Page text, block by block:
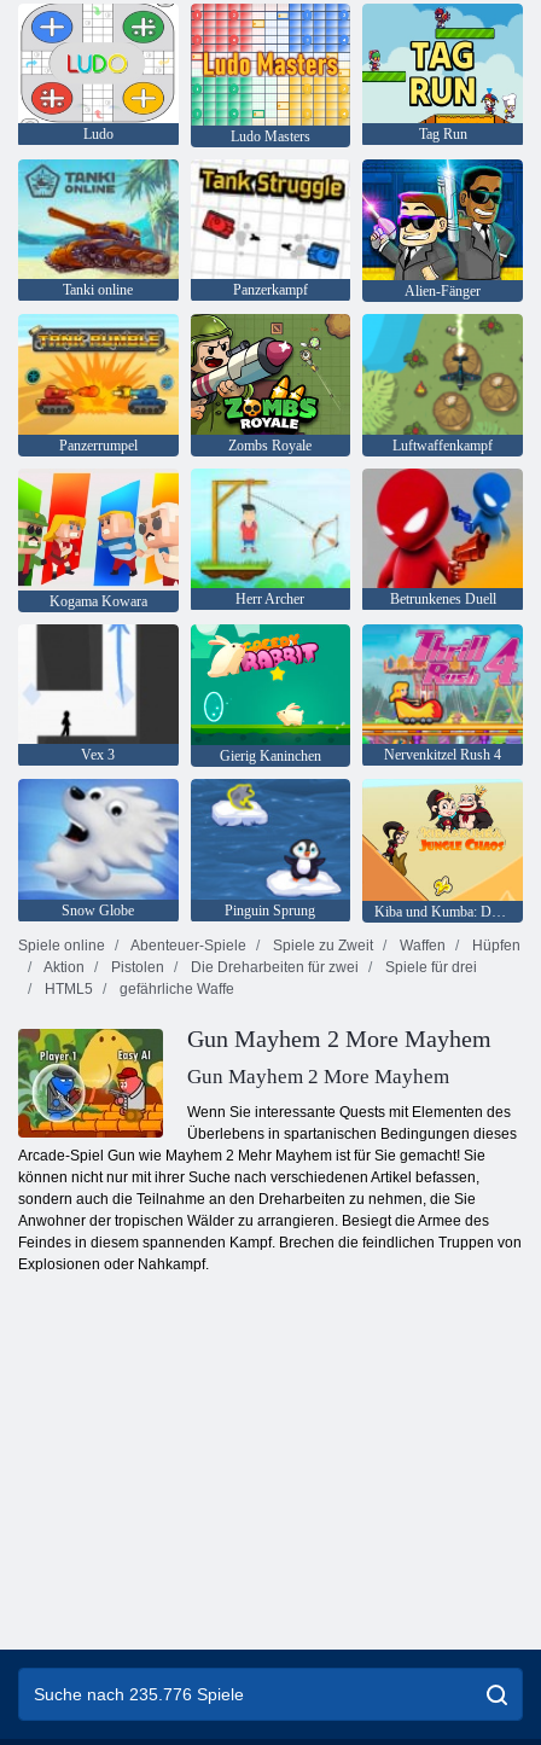
Ludo Ludo Masters Tag Run
Tanki online Panzerkampf Alien-Fänger
Panzerrumpel Zombs Royale Luftwaffenkampf
Kogama Kowara Herr Archer Betrunkenes Duell
Vex 3 Gierig Kaninchen Nervenkitzel Rush 4
Snow Globe Pinguin Sprung
Kiba und Kumba: Dschungelchaos
Spiele online
Abenteuer-Spiele Spiele zu Zweit Waffen
Hüpfen
Aktion
Pistolen Die Dreharbeiten für zwei
Spiele für drei
HTML5
gefährliche Waffe
Gun Mayhem 2 More Mayhem
Gun Mayhem 2 More Mayhem
Wenn Sie interessante Quests mit Elementen des
Überlebens in spartanischen Bedingungen dieses
Arcade-Spiel Gun wie Mayhem 2 Mehr Mayhem ist für Sie gemacht! Sie
können nicht nur mit ihrer Suche nach verschiedenen Artikel befassen,
sondern auch die Teilnahme an den Dreharbeiten zu nehmen, die Sie
Anwohner der tropischen Wälder zu arrangieren. Besiegt die Armee des
Feindes in diesem spannenden Kampf. Brechen die feindlichen Truppen von
Explosionen oder Nahkampf.